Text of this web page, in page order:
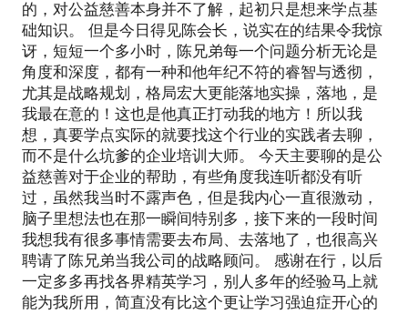
的，对公益慈善本身并不了解，起初只是想来学点基
础知识。 但是今日得见陈会长，说实在的结果令我惊
讶，短短一个多小时，陈兄弟每一个问题分析无论是
角度和深度，都有一种和他年纪不符的睿智与透彻，
尤其是战略规划，格局宏大更能落地实操，落地，是
我最在意的！这也是他真正打动我的地方！所以我
想，真要学点实际的就要找这个行业的实践者去聊，
而不是什么坑爹的企业培训大师。 今天主要聊的是公
益慈善对于企业的帮助，有些角度我连听都没有听
过，虽然我当时不露声色，但是我内心一直很激动，
脑子里想法也在那一瞬间特别多，接下来的一段时间
我想我有很多事情需要去布局、去落地了，也很高兴
聘请了陈兄弟当我公司的战略顾问。 感谢在行，以后
一定多多再找各界精英学习，别人多年的经验马上就
能为我所用，简直没有比这个更让学习强迫症开心的